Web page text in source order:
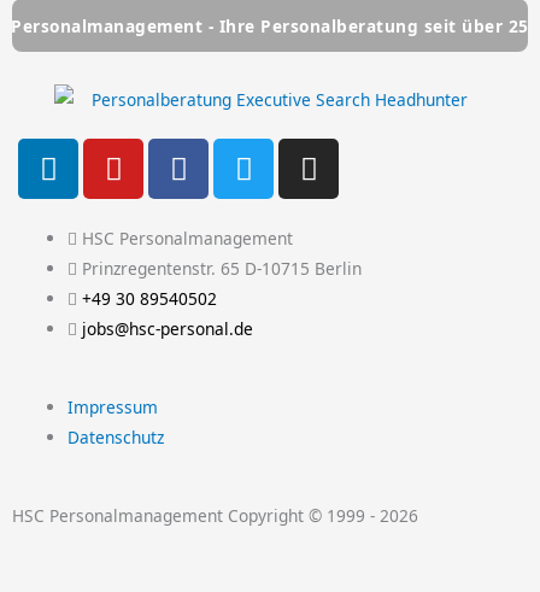
- Ihre Personalberatung seit über 25 Jahren
L
i
n
k
e
d
i
Y
o
u
t
u
b
e
F
a
c
e
b
o
o
T
w
i
t
t
r
I
n
s
a
HSC Personalmanagement
Prinzregentenstr. 65 D-10715 Berlin
+49 30 89540502
jobs@hsc-personal.de
Impressum
Datenschutz
HSC Personalmanagement Copyright © 1999 - 2026